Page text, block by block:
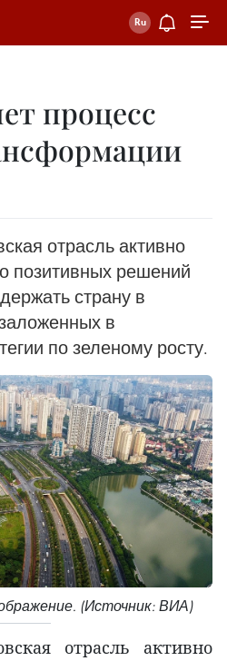
процесс
отрасль активно
позитивных решений
страну в
в
по зеленому росту.
(Источник: ВИА)
отрасль активно